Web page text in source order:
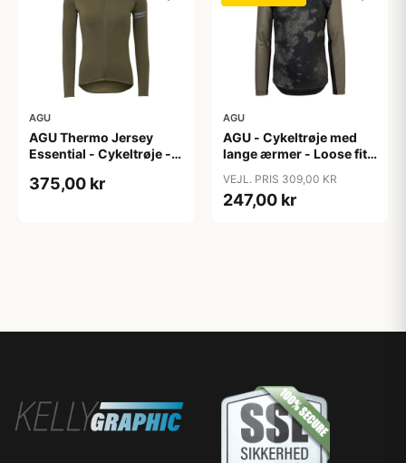
AGU
AGU Thermo Jersey
Essential - Cykeltrøje -
XXL
375,00 kr
AGU
AGU - Cykeltrøje med
lange ærmer - Loose fit -
VEJL. PRIS 309,00 KR
247,00 kr